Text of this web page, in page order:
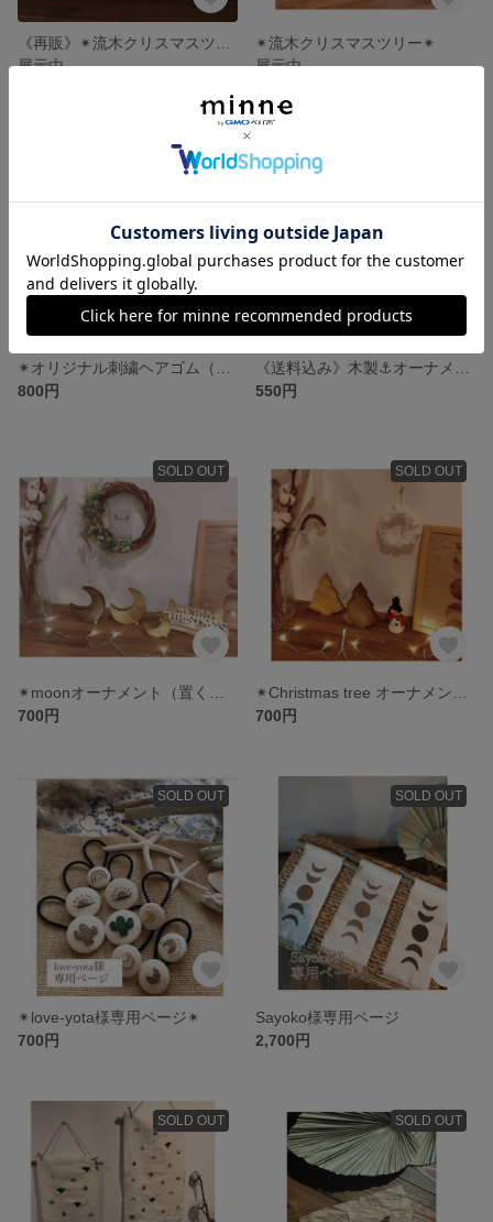
展示中
✴︎流木クリスマスツリー✴︎
展示中
SOLD OUT
800円
550円
SOLD OUT
700円
SOLD OUT
700円
SOLD OUT
✴︎love-yota様専用ページ✴︎
700円
SOLD OUT
Sayoko様専用ページ
2,700円
SOLD OUT SOLD OUT